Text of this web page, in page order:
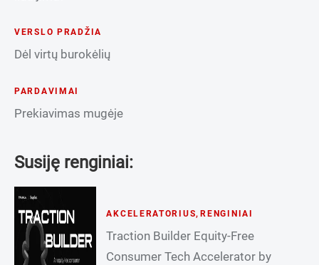
VERSLO PRADŽIA
Dėl virtų burokėlių
PARDAVIMAI
Prekiavimas mugėje
Susiję renginiai:
AKCELERATORIUS, RENGINIAI
Traction Builder Equity-Free
Consumer Tech Accelerator by